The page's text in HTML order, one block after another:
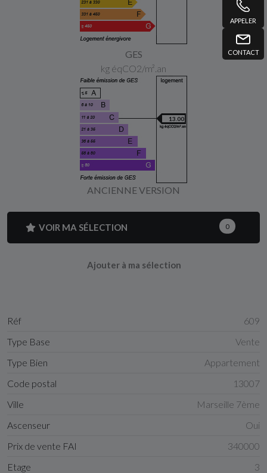
APPELER
CONTACT
GES
kg éqCO2/m².an
13.00
ANCIENNE VERSION
VOIR MA SÉLECTION 0
Ajouter à ma sélection
Réf
609
Type Base
Vente
Type Bien
Appartement
Code postal
13007
Ville
Marseille 7ème
Ascenseur
Oui
Prix de vente FAI
340000
Etage
3